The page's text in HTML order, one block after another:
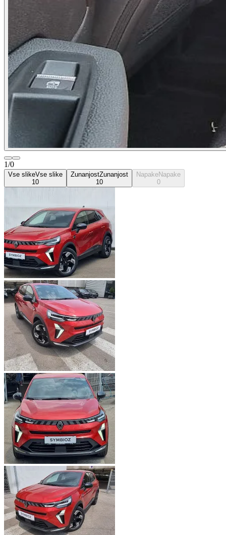
1/0
Vse slikeVse slike
10
ZunanjostZunanjost
10
NapakeNapake
0